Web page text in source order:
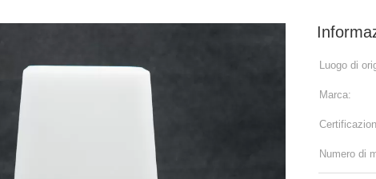
Luogo di
Marca:
Numero di